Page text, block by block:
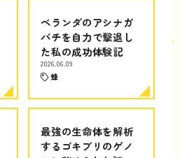
ベランダのアシナガ
バチを自力で撃退し
た私の成功体験記
2026.06.09
蜂
最強の生命体を解析
するゴキブリのゲノ